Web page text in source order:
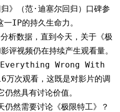
》（范·迪塞尔回归）口碑参
一IP的持久生命力。
析数据，直到今天，关于《极
评视频仍在持续产生观看量。
Wrong With
万次观看，这既是对影片的调
仍然具有讨论价值。
仍然需要讨论《极限特工》？